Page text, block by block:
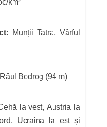
km²
Munții Tatra, Vârful
Râul Bodrog (94 m)
la vest, Austria la
Ucraina la est și